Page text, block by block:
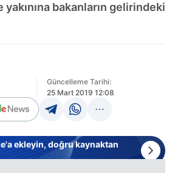
bakanların gelirindeki
Güncelleme Tarihi:
25 Mart 2019 12:08
ekleyin, doğru kaynaktan